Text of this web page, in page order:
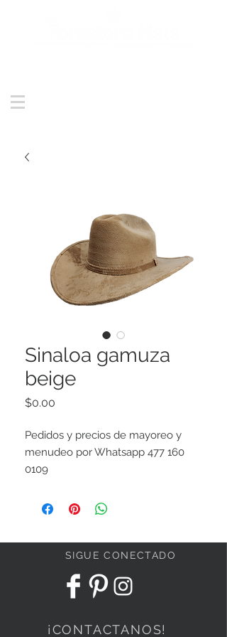
Sinaloa gamuza
beige
$0.00
Pedidos y precios de mayoreo y
menudeo por Whatsapp 477 160
0109
+52 477 160 0109
SIGUE CONECTADO
¡CONTACTANOS!